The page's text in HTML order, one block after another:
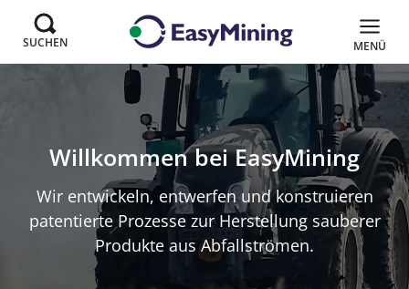
SUCHEN MENÜ
EasyMining
Willkommen bei EasyMining
Wir entwickeln, entwerfen und konstruieren
patentierte Prozesse zur Herstellung sauberer
Produkte aus Abfallströmen.